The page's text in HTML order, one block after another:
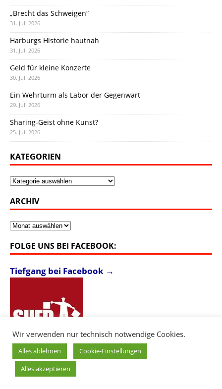
„Brecht das Schweigen“
31. Juli 2026
Harburgs Historie hautnah
31. Juli 2026
Geld für kleine Konzerte
30. Juli 2026
Ein Wehrturm als Labor der Gegenwart
29. Juli 2026
Sharing-Geist ohne Kunst?
25. Juli 2026
KATEGORIEN
Kategorien
ARCHIV
Archiv
FOLGE UNS BEI FACEBOOK:
Tiefgang bei Facebook →
Wir verwenden nur technisch notwendige Cookies.
Alles ablehnen
Cookie-Einstellungen
Alles akzeptieren